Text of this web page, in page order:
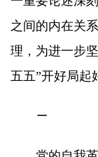
之间的内在关
理，为进一步
五五”开好局起
一